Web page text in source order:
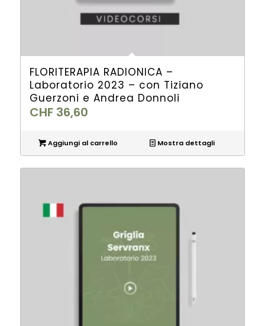
FLORITERAPIA RADIONICA –
Laboratorio 2023 – con Tiziano
Guerzoni e Andrea Donnoli
CHF36,60
Aggiungi al carrello Mostra dettagli